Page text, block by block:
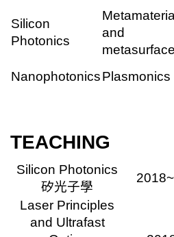
Silicon
Photonics
and
NanophotonicsPlasmonics
TEACHING
Silicon Photonics
矽光子學
2018~
Laser Principles
and Ultrafast